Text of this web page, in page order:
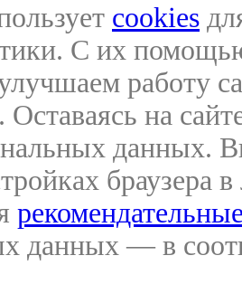
cookies
С их
работу
Оставаясь на
данных.
браузера
данных — в